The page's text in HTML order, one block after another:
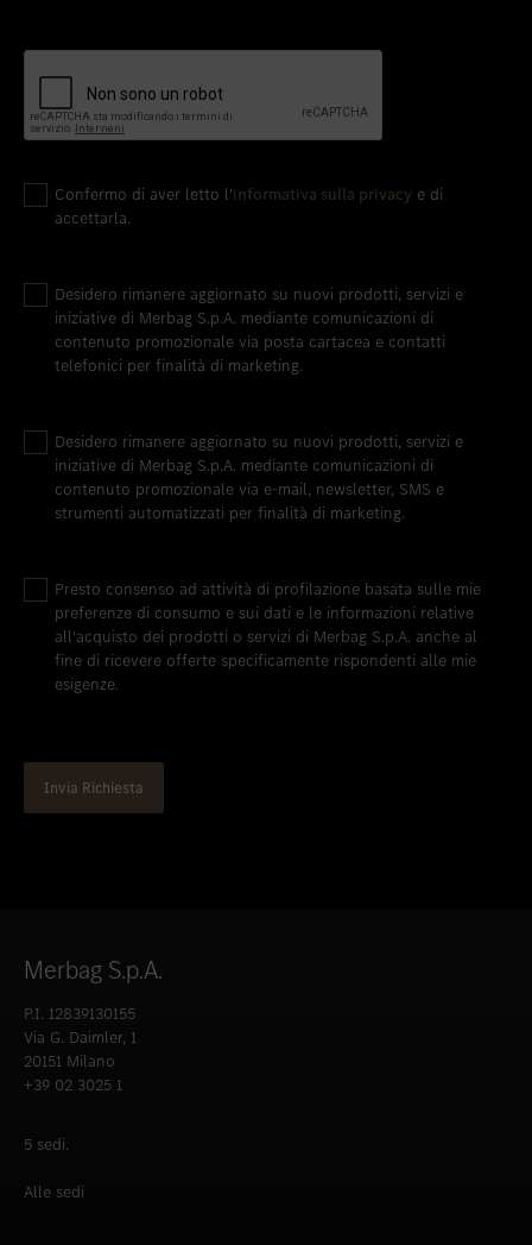
Confermo di aver letto l'informativa sulla privacy e di
accettarla.
Desidero rimanere aggiornato su nuovi prodotti, servizi e
iniziative di Merbag S.p.A. mediante comunicazioni di
contenuto promozionale via posta cartacea e contatti
telefonici per finalità di marketing.
Desidero rimanere aggiornato su nuovi prodotti, servizi e
iniziative di Merbag S.p.A. mediante comunicazioni di
contenuto promozionale via e-mail, newsletter, SMS e
strumenti automatizzati per finalità di marketing.
Presto consenso ad attività di profilazione basata sulle mie
preferenze di consumo e sui dati e le informazioni relative
all'acquisto dei prodotti o servizi di Merbag S.p.A. anche al
fine di ricevere offerte specificamente rispondenti alle mie
esigenze.
Merbag S.p.A.
P.I. 12839130155
Via G. Daimler, 1
20151 Milano
+39 02 3025 1
5 sedi.
Alle sedi